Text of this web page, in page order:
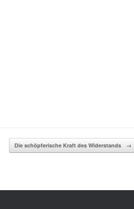
Die schöpferische Kraft des Widerstands →